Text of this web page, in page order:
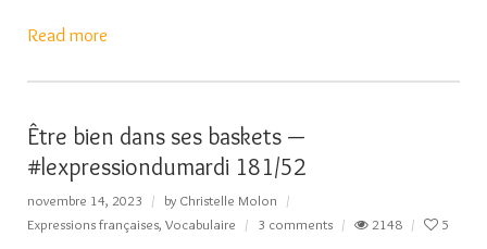
Read more
Être bien dans ses baskets —
#lexpressiondumardi 181/52
novembre 14, 2023 by Christelle Molon
Expressions françaises, Vocabulaire 3 comments 2148 5